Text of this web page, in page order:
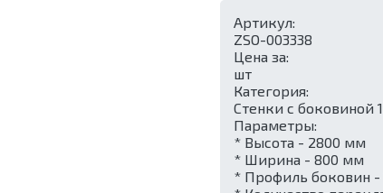
Артикул:
ZSO-003338
Цена за:
шт
Категория:
Стенки с боковиной
Параметры:
* Высота - 2800 мм
* Ширина - 800 мм
* Профиль боковин -